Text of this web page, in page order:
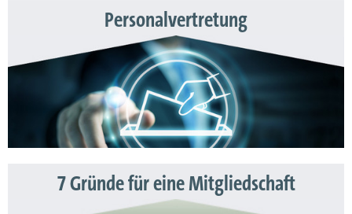
Personalvertretung
7 Gründe für eine Mitgliedschaft